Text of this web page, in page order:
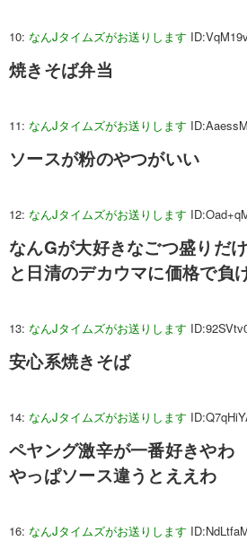
10: なんJタイムズがお送りします
焼きそば弁当
11: なんJタイムズがお送りします
ソースが粉のやつがいい
12: なんJタイムズがお送りします
なんGが大好きなごつ盛りだ
と日清のデカウマに価格で負
13: なんJタイムズがお送りします
安心系焼きそば
14: なんJタイムズがお送りします
ペヤング激辛が一番好きやわ
やっぱソース違うとええわ
16: なんJタイムズがお送りします